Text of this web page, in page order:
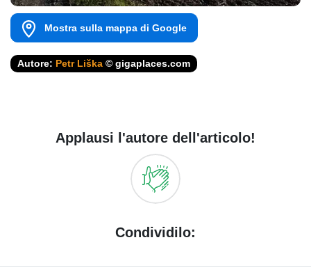
Mostra sulla mappa di Google
Autore: Petr Liška © gigaplaces.com
Applausi l'autore dell'articolo!
Condividilo: